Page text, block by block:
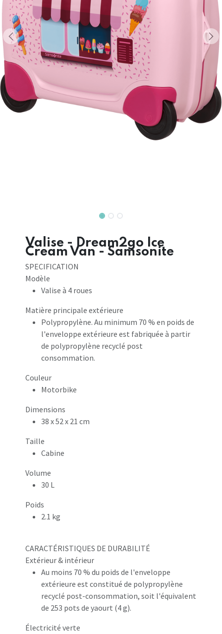
Valise - Dream2go Ice
Cream Van - Samsonite
SPECIFICATION
Modèle
Valise à 4 roues
Matière principale extérieure
Polypropylène. Au minimum 70 % en poids de
l'enveloppe extérieure est fabriquée à partir
de polypropylène recyclé post
consommation.
Couleur
Motorbike
Dimensions
38 x 52 x 21 cm
Taille
Cabine
Volume
30 L
Poids
2.1 kg
CARACTÉRISTIQUES DE DURABILITÉ
Extérieur & intérieur
Au moins 70 % du poids de l'enveloppe
extérieure est constitué de polypropylène
recyclé post-consommation, soit l'équivalent
de 253 pots de yaourt (4 g).
Électricité verte